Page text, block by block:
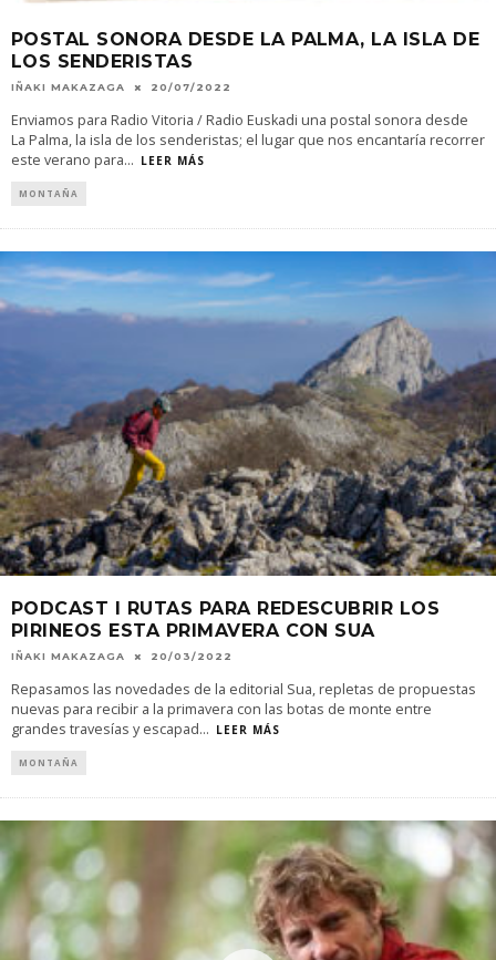
POSTAL SONORA DESDE LA PALMA, LA ISLA DE
LOS SENDERISTAS
IÑAKI MAKAZAGA 20/07/2022
Enviamos para Radio Vitoria / Radio Euskadi una postal sonora desde
La Palma, la isla de los senderistas; el lugar que nos encantaría recorrer
este verano para... LEER MÁS
MONTAÑA
PODCAST I RUTAS PARA REDESCUBRIR LOS
PIRINEOS ESTA PRIMAVERA CON SUA
IÑAKI MAKAZAGA 20/03/2022
Repasamos las novedades de la editorial Sua, repletas de propuestas
nuevas para recibir a la primavera con las botas de monte entre
grandes travesías y escapad... LEER MÁS
MONTAÑA